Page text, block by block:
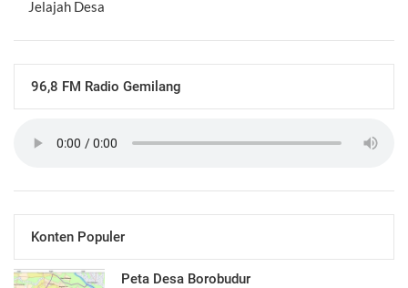
Jelajah Desa
96,8 FM Radio Gemilang
Konten Populer
Peta Desa Borobudur